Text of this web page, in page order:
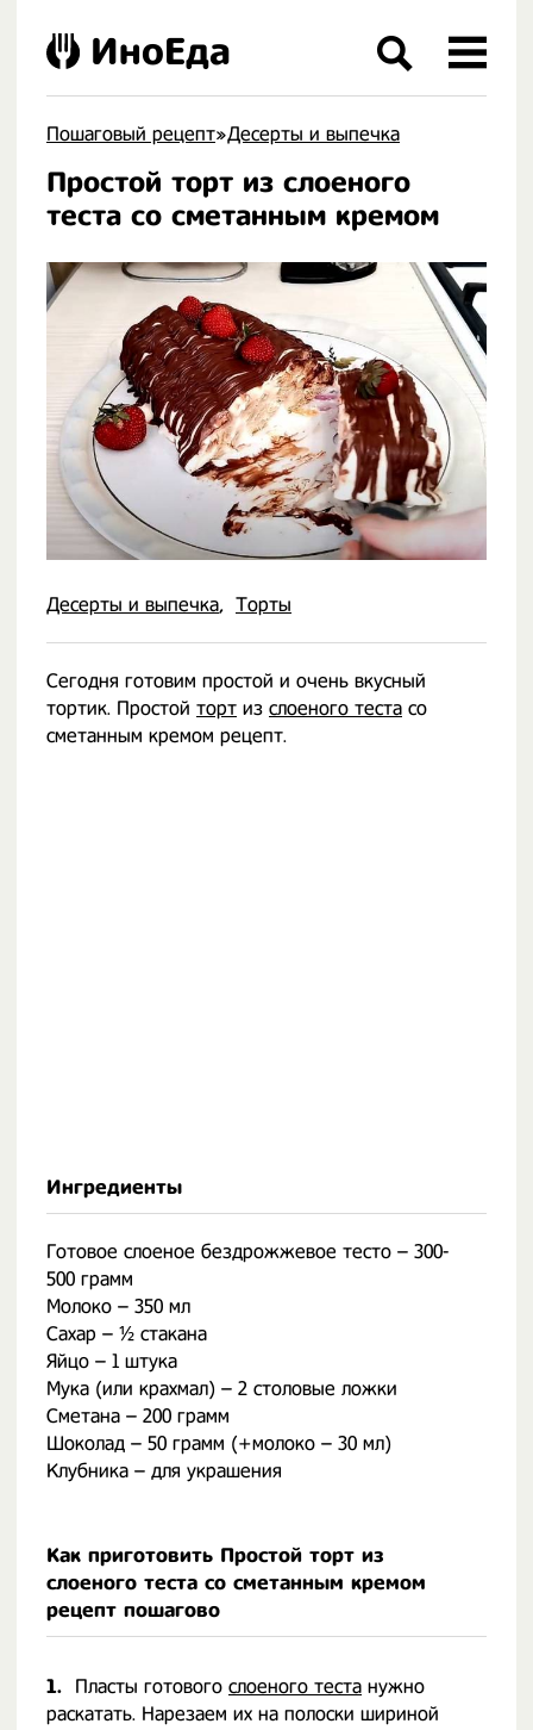
Пошаговый рецепт»Десерты и выпечка
Простой торт из слоеного
теста со сметанным кремом
Десерты и выпечка Торты
Сегодня готовим простой и очень вкусный
тортик. Простой торт из слоеного теста со
сметанным кремом рецепт.
Ингредиенты
Готовое слоеное бездрожжевое тесто – 300-
500 грамм
Молоко – 350 мл
Сахар – ½ стакана
Яйцо – 1 штука
Мука (или крахмал) – 2 столовые ложки
Сметана – 200 грамм
Шоколад – 50 грамм (+молоко – 30 мл)
Клубника – для украшения
Как приготовить Простой торт из
слоеного теста со сметанным кремом
рецепт пошагово
1. Пласты готового слоеного теста нужно
раскатать. Нарезаем их на полоски шириной
ИноЕда